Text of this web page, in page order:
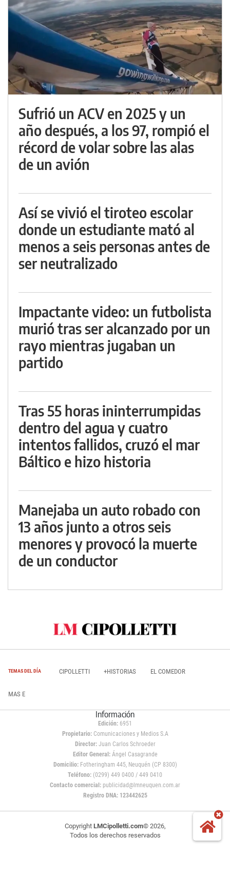
Sufrió un ACV en 2025 y un
año después, a los 97, rompió el
récord de volar sobre las alas
de un avión
Así se vivió el tiroteo escolar
donde un estudiante mató al
menos a seis personas antes de
ser neutralizado
Impactante video: un futbolista
murió tras ser alcanzado por un
rayo mientras jugaban un
partido
Tras 55 horas ininterrumpidas
dentro del agua y cuatro
intentos fallidos, cruzó el mar
Báltico e hizo historia
Manejaba un auto robado con
13 años junto a otros seis
menores y provocó la muerte
de un conductor
TEMAS DEL DÍA CIPOLLETTI +HISTORIAS EL COMEDOR
MAS E
Información
Edición: 6951
Propietario:Comunicaciones y Medios S.A
Director: Juan Carlos Schroeder
Editor General:Ángel Casagrande
Domicilio:Fotheringham 445, Neuquén (CP 8300)
Teléfono: (0299) 449 0400 / 449 0410
Contacto comercial: publicidad@lmneuquen.com.ar
Registro DNA: 123442625
Copyright LMCipolletti.com© 2026,
Todos los derechos reservados